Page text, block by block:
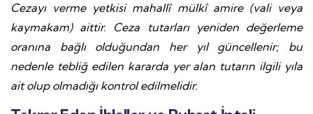
Cezayı verme yetkisi mahallî mülkî amire (vali veya
kaymakam) aittir. Ceza tutarları yeniden değerleme
oranına bağlı olduğundan her yıl güncellenir; bu
nedenle tebliğ edilen kararda yer alan tutarın ilgili yıla
ait olup olmadığı kontrol edilmelidir.